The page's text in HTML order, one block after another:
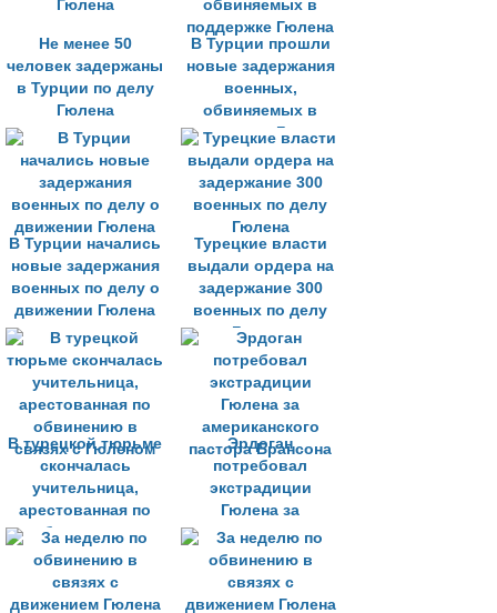
Не менее 50
человек задержаны
в Турции по делу
Гюлена
В Турции прошли
новые задержания
военных,
обвиняемых в
поддержке Гюлена
В Турции начались
новые задержания
военных по делу о
движении Гюлена
Турецкие власти
выдали ордера на
задержание 300
военных по делу
Гюлена
В турецкой тюрьме
скончалась
учительница,
арестованная по
обвинению в
связях с Гюленом
Эрдоган
потребовал
экстрадиции
Гюлена за
американского
пастора Брансона